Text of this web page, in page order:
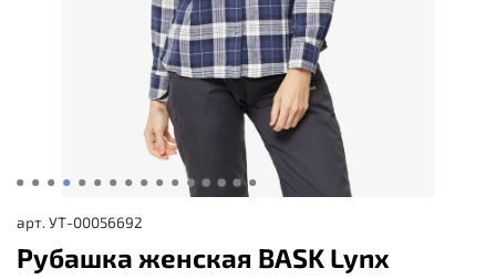
арт. УТ-00056692
Рубашка женская BASK Lynx